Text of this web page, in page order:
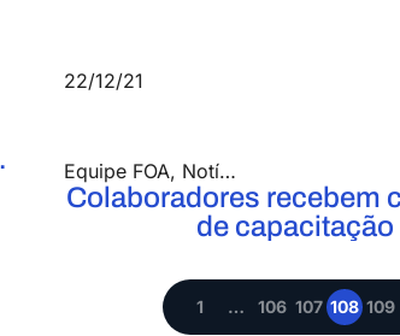
22/12/21
Equipe FOA, Notícias
Colaboradores recebem
de capacitação
1 … 106 107 108 109